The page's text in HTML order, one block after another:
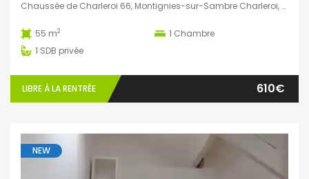
Chaussée de Charleroi 66, Montignies-sur-Sambre Charleroi, Belgique
55 m2 1 Chambre
1 SDB privée
LIBRE À LA RENTRÉE 610€
NEW